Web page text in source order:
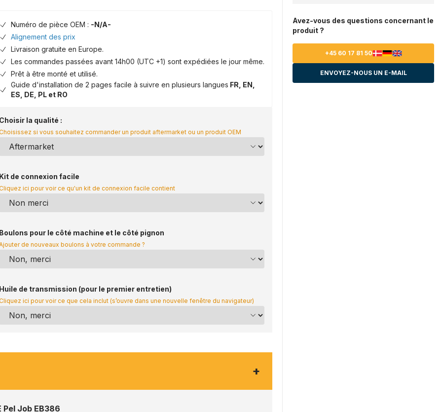
Numéro de pièce OEM : -N/A-
Alignement des prix
Livraison gratuite en Europe.
Les commandes passées avant 14h00 (UTC +1) sont expédiées le jour même.
Prêt à être monté et utilisé.
Guide d'installation de 2 pages facile à suivre en plusieurs langues FR, EN,
ES, DE, PL et RO
Choisir la qualité :
si vous souhaitez commander un produit aftermarket ou un produit OEM
Kit de connexion facile
ici pour voir ce qu'un kit de connexion facile contient
Boulons pour le côté machine et le côté pignon
de nouveaux boulons à votre commande ?
Huile de transmission (pour le premier entretien)
ici pour voir ce que cela inclut (s’ouvre dans une nouvelle fenêtre du navigateur)
+
Pel Job EB386
Avez-vous des questions concernant le
produit ?
+45 60 17 81 50
ENVOYEZ-NOUS UN E-MAIL